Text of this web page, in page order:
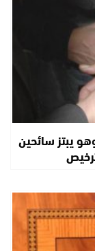
يبتز سائحين